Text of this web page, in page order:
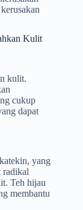
Kulit
kulit.
cukup
dapat
yang
radikal
Teh hijau
membantu